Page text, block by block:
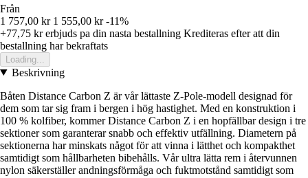
Från
1 757,00 kr 1 555,00 kr -11%
+77,75 krerbjuds pa din nasta bestallning Krediteras efter att din
bestallning har bekraftats
Loading...
Beskrivning
Båten Distance Carbon Z är vår lättaste Z-Pole-modell designad för
dem som tar sig fram i bergen i hög hastighet. Med en konstruktion i
100 % kolfiber, kommer Distance Carbon Z i en hopfällbar design i tre
sektioner som garanterar snabb och effektiv utfällning. Diametern på
sektionerna har minskats något för att vinna i lätthet och kompakthet
samtidigt som hållbarheten bibehålls. Vår ultra lätta rem i återvunnen
nylon säkerställer andningsförmåga och fuktmotstånd samtidigt som